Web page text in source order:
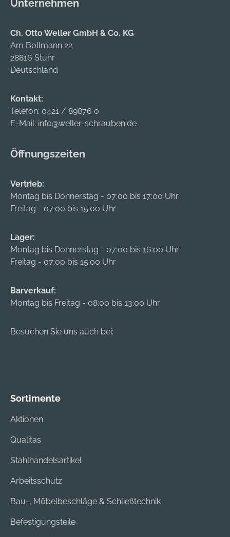
bewährten, aber
Qualitätsstandards.
Hochwertige
Materialien sorgen
für Langlebigkeit,
Gehäusestifte und
ein parazentrisches
Schlüsselprofil sind
wirksame Mittel,
erschweren. Die Not-
Gefahrenfunktion
ermöglicht das Auf-
und Abschließen
auch dann, wenn auf
Schlüssel im Schloss
steckt.
Unternehmen
Ch. Otto Weller GmbH & Co. KG
Am Bollmann 22
28816 Stuhr
Deutschland
Kontakt:
Telefon: 0421 / 89876 0
E-Mail: info@weller-schrauben.de
Öffnungszeiten
Vertrieb:
Montag bis Donnerstag - 07:00 bis 17:00 Uhr
Freitag - 07:00 bis 15:00 Uhr
Lager:
Montag bis Donnerstag - 07:00 bis 16:00 Uhr
Freitag - 07:00 bis 15:00 Uhr
Barverkauf:
Montag bis Freitag - 08:00 bis 13:00 Uhr
Besuchen Sie uns auch bei:
Sortimente
Aktionen
Qualitas
Stahlhandelsartikel
Arbeitsschutz
Bau-, Möbelbeschläge & Schließtechnik
Befestigungsteile